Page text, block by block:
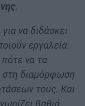
.
να διδάσκει
εργαλεία.
πότε να τα
στη διαμόρφωση
τους. Και